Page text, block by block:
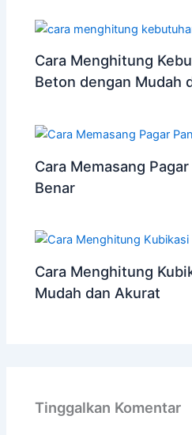
Cara Menghitung
Beton dengan Mudah
Cara Memasang
Benar
Cara Menghitung
Mudah dan Akurat
Tinggalkan Komentar